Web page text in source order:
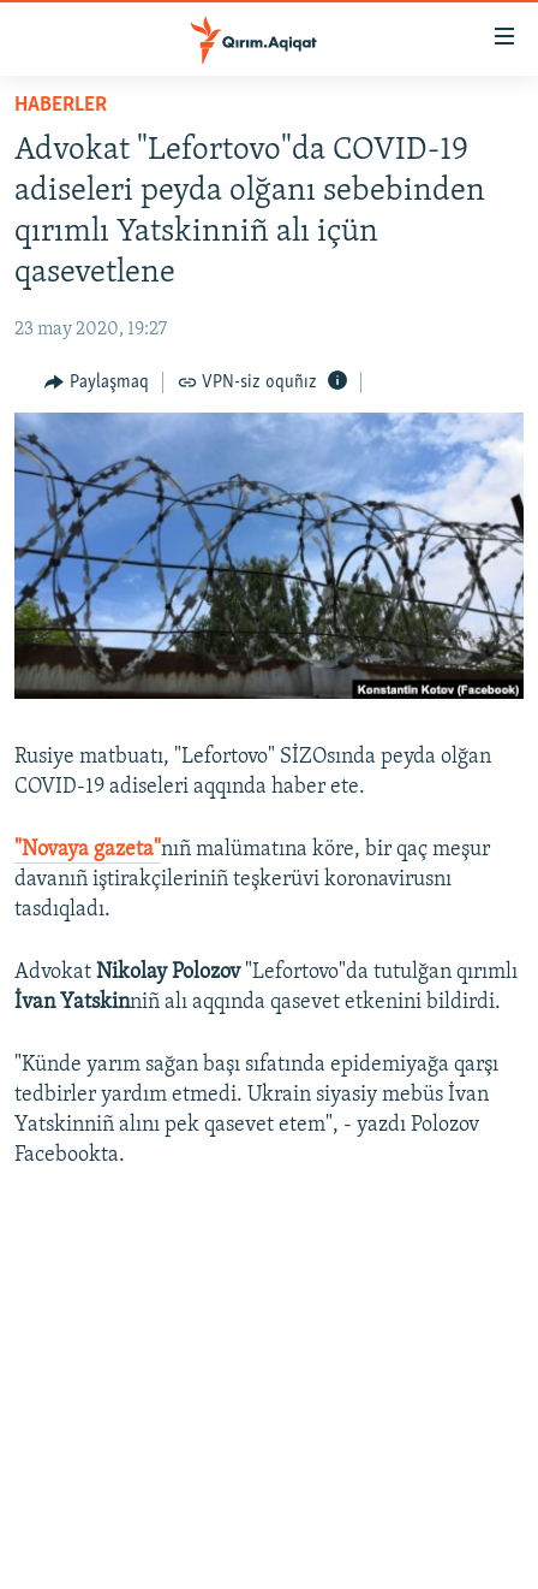
Esas
qaytmaq
Baş
navigatsiyağa
qaytmaq
Qıdıruvğa
HABERLER
SİYASET
İQTİSADİYAT
İNSAN AQLARI
VİDEO
SÜRET
BLOGLAR
FİKİR
Русский
Українською
QOŞULIÑIZ!
RFE/RS bütün saytları
HABERLER
Advokat "Lefortovo"da COVID-19
adiseleri peyda olğanı sebebinden
qırımlı Yatskinniñ alı içün
qasevetlene
23 may 2020, 19:27
Paylaşmaq VPN-siz oquñız
Rusiye matbuatı, "Lefortovo" SİZOsında peyda olğan
COVID-19 adiseleri aqqında haber ete.
"Novaya gazeta"nıñ malümatına köre, bir qaç meşur
davanıñ iştirakçileriniñ teşkerüvi koronavirusnı
tasdıqladı.
Advokat Nikolay Polozov "Lefortovo"da tutulğan qırımlı
İvan Yatskinniñ alı aqqında qasevet etkenini bildirdi.
"Künde yarım sağan başı sıfatında epidemiyağa qarşı
tedbirler yardım etmedi. Ukrain siyasiy mebüs İvan
Yatskinniñ alını pek qasevet etem", - yazdı Polozov
Facebookta.